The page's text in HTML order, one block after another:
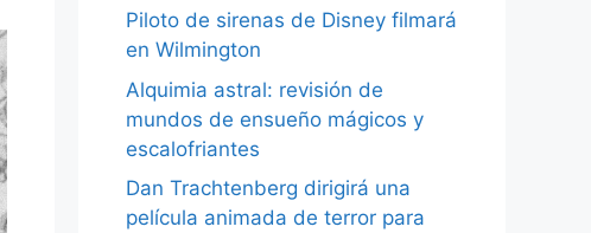
Piloto de sirenas de Disney filmará
en Wilmington
Alquimia astral: revisión de
mundos de ensueño mágicos y
escalofriantes
Dan Trachtenberg dirigirá una
película animada de terror para